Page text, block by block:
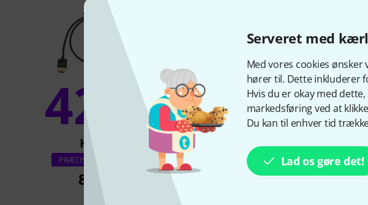
Serveret med
Med vores cookies
hører til. Dette inkluderer
Hvis du er okay med
markedsføring ved at
Du kan til enhver tid
Lad os gøre det!
42%
KØBT
PRÆCIS DENNE VARE
83 kr
12%
KØBT
Kramer C-HM/HM/PICO/BK-1
Cable 0.3m